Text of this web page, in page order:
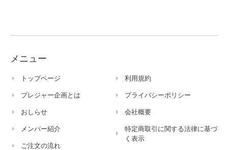
メニュー
トップページ
プレジャー企画とは
おしらせ
メンバー紹介
ご注文の流れ
利用規約
プライバシーポリシー
会社概要
特定商取引に関する法律に基づ
く表示